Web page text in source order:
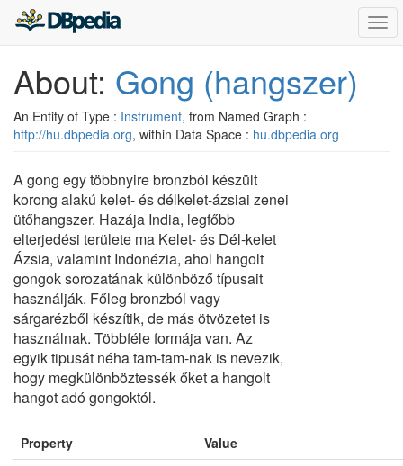
About: Gong (hangszer)
An Entity of Type : Instrument, from Named Graph :
http://hu.dbpedia.org, within Data Space : hu.dbpedia.org
A gong egy többnyire bronzból készült
korong alakú kelet- és délkelet-ázsiai zenei
ütőhangszer. Hazája India, legfőbb
elterjedési területe ma Kelet- és Dél-kelet
Ázsia, valamint Indonézia, ahol hangolt
gongok sorozatának különböző típusait
használják. Főleg bronzból vagy
sárgarézből készítik, de más ötvözetet is
használnak. Többféle formája van. Az
egyik tipusát néha tam-tam-nak is nevezik,
hogy megkülönböztessék őket a hangolt
hangot adó gongoktól.
Property Value